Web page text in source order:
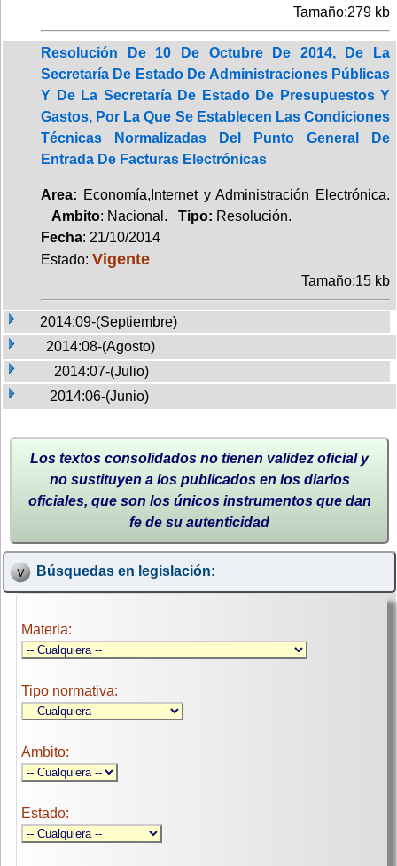
Tamaño:279 kb
Resolución De 10 De Octubre De 2014, De La
Secretaría De Estado De Administraciones Públicas
Y De La Secretaría De Estado De Presupuestos Y
Gastos, Por La Que Se Establecen Las Condiciones
Técnicas Normalizadas Del Punto General De
Entrada De Facturas Electrónicas
Area: Economía,Internet y Administración Electrónica.
Ambito: Nacional. Tipo: Resolución.
Fecha: 21/10/2014
Estado: Vigente
Tamaño:15 kb
2014:09-(Septiembre)
2014:08-(Agosto)
2014:07-(Julio)
2014:06-(Junio)
Los textos consolidados no tienen validez oficial y
no sustituyen a los publicados en los diarios
oficiales, que son los únicos instrumentos que dan
fe de su autenticidad
Búsquedas en legislación:
Materia:
Tipo normativa:
Ambito:
Estado: